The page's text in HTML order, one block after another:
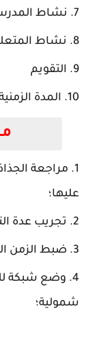
نشاط
نشاط
التقويم
المدة
مراجعة
عليها؛
تجريب عدة
ضبط الزمن
وضع شبكة
شمولية؛